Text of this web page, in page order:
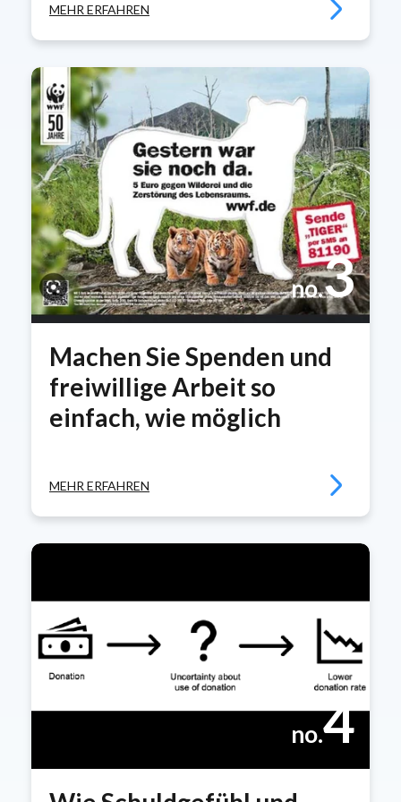
MEHR ERFAHREN
no.3
Machen Sie Spenden und
freiwillige Arbeit so
einfach, wie möglich
MEHR ERFAHREN
no.4